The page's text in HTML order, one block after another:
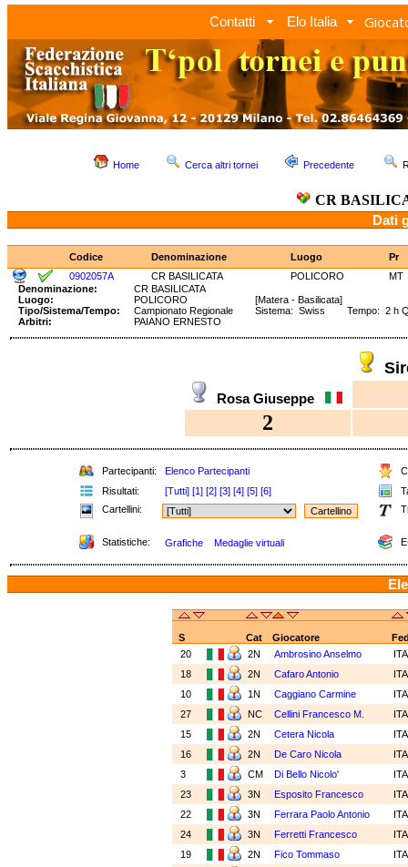
Contatti Elo Italia
Home Cerca altri tornei Precedente
CR
Dati
Codice Denominazione Luogo
Pr
0902057A
CR BASILICATA POLICORO
MT
Denominazione:
CR BASILICATA
Luogo:
POLICORO
[Matera - Basilicata]
Tipo/Sistema/Tempo:
Campionato Regionale Sistema: Swiss Tempo: 2 h
Arbitri:
PAIANO ERNESTO
Rosa Giuseppe
2
Partecipanti: Elenco Partecipanti
Risultati:
[Tutti] [1] [2] [3] [4] [5] [6]
Cartellini:
Statistiche: Grafiche Medaglie virtuali
S Cat Giocatore
20
2N Ambrosino Anselmo
18
2N Cafaro Antonio
10
1N Caggiano Carmine
27
NC Cellini Francesco M.
15
2N Cetera Nicola
16
2N De Caro Nicola
3
CM Di Bello Nicolo'
23
3N Esposito Francesco
22
3N Ferrara Paolo Antonio
24
3N Ferretti Francesco
19
2N Fico Tommaso